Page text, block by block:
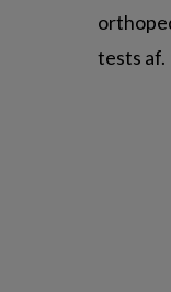
tests af.